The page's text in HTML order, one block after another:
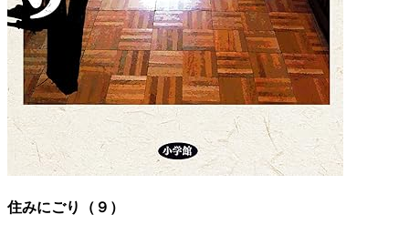
住みにごり（９）